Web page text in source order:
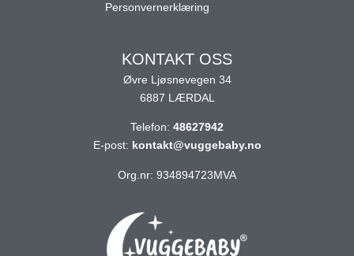
KONTAKT OSS
Øvre Ljøsnevegen 34
6887 LÆRDAL
Telefon: 48627942
E-post: kontakt@vuggebaby.no
Org.nr: 934894723MVA
Personvernerklæring